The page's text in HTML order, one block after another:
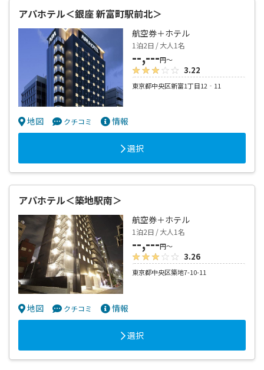
アパホテル＜銀座 新富町駅前北＞
航空券＋ホテル
1泊2日 / 大人1名
--,---円～
3.22
東京都中央区新富1丁目12‐11
地図 クチコミ 情報
選択
アパホテル＜築地駅南＞
航空券＋ホテル
1泊2日 / 大人1名
--,---円～
3.26
東京都中央区築地7-10-11
地図 クチコミ 情報
選択